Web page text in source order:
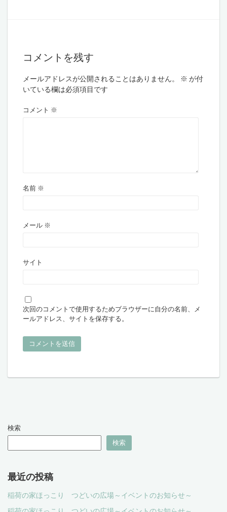
コメントを残す
メールアドレスが公開されることはありません。 ※ が付
いている欄は必須項目です
コメント ※
名前 ※
メール ※
サイト
次回のコメントで使用するためブラウザーに自分の名前、メ
ールアドレス、サイトを保存する。
検索
検索
最近の投稿
稲荷の家ほっこり つどいの広場～イベントのお知らせ～